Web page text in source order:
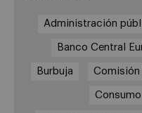
Administración
Banco Central
Burbuja Comisión
Consumo